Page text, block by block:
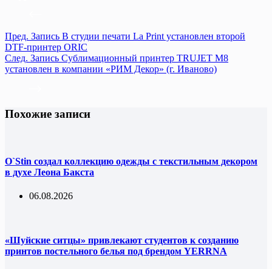
Пред. Запись В студии печати La Print установлен второй
DTF-принтер ORIC
След. Запись Сублимационный принтер TRUJET M8
установлен в компании «РИМ Декор» (г. Иваново)
Похожие записи
O`Stin создал коллекцию одежды с текстильным декором
в духе Леона Бакста
06.08.2026
«Шуйские ситцы» привлекают студентов к созданию
принтов постельного белья под брендом YERRNA